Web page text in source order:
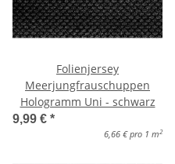
Folienjersey
Meerjungfrauschuppen
Hologramm Uni - schwarz
9,99 € *
6,66 € pro 1 m 2